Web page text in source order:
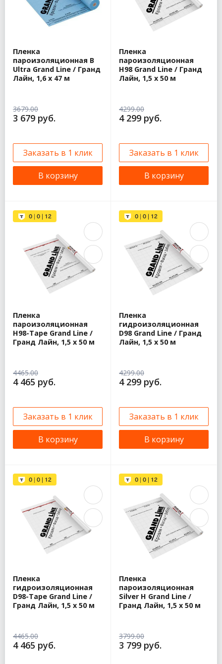
Пленка
пароизоляционная B
Ultra Grand Line / Гранд
Лайн, 1,6 x 47 м
3679.00
3 679 руб.
Заказать в 1 клик
В корзину
Пленка
пароизоляционная
H98 Grand Line / Гранд
Лайн, 1,5 x 50 м
4299.00
4 299 руб.
Заказать в 1 клик
В корзину
Пленка
пароизоляционная
H98-Tape Grand Line /
Гранд Лайн, 1,5 x 50 м
4465.00
4 465 руб.
Заказать в 1 клик
В корзину
Пленка
гидроизоляционная
D98 Grand Line / Гранд
Лайн, 1,5 x 50 м
4299.00
4 299 руб.
Заказать в 1 клик
В корзину
Пленка
гидроизоляционная
D98-Tape Grand Line /
Гранд Лайн, 1,5 x 50 м
4465.00
4 465 руб.
Пленка
пароизоляционная
Silver H Grand Line /
Гранд Лайн, 1,5 x 50 м
3799.00
3 799 руб.